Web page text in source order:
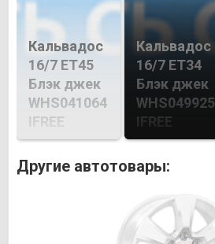
Кальвадос
16/7 ET45
Блэк джек
WHS041064
IFREE
Кальвадос
16/7 ET34
Блэк джек
WHS049925
IFREE
Другие автотовары: